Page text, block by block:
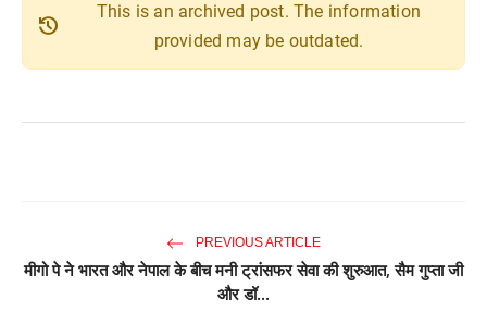
history
This is an archived post. The information
provided may be outdated.
PREVIOUS ARTICLE
मीगो पे ने भारत और नेपाल के बीच मनी ट्रांसफर सेवा की शुरुआत, सैम गुप्ता जी
और डॉ...